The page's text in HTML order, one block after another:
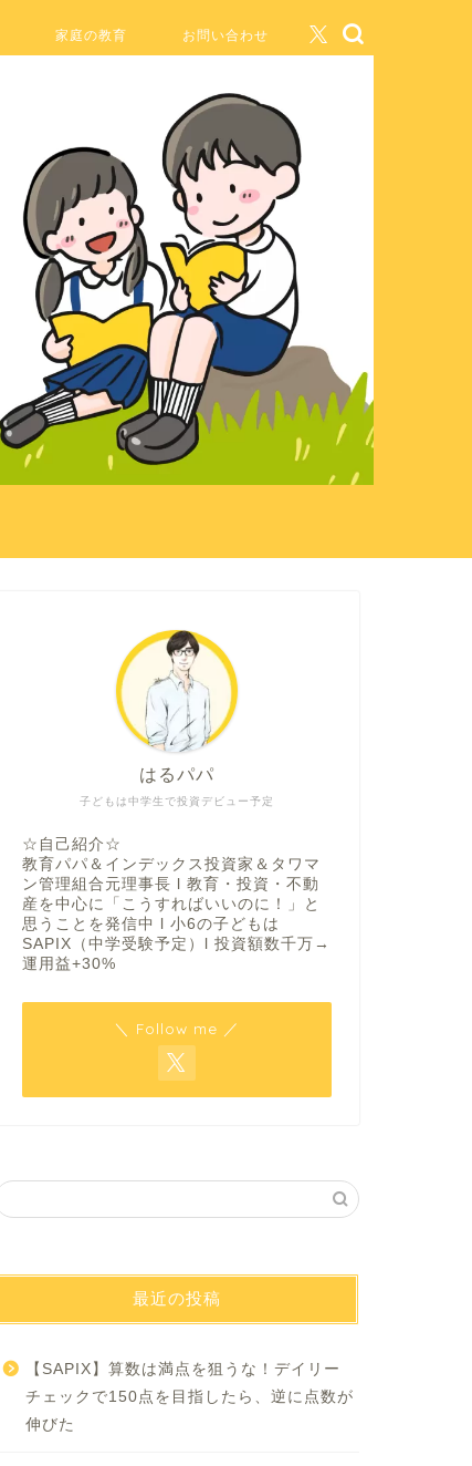
家庭の教育 お問い合わせ
子どもは中学生で投資デビュー予定
はるパパ
☆自己紹介☆
教育パパ＆インデックス投資家＆タワマ
ン管理組合元理事長 l 教育・投資・不動
産を中心に「こうすればいいのに！」と
思うことを発信中 l 小6の子どもは
SAPIX（中学受験予定）l 投資額数千万→
運用益+30%
＼ Follow me ／
最近の投稿
【SAPIX】算数は満点を狙うな！デイリー
チェックで150点を目指したら、逆に点数が
伸びた